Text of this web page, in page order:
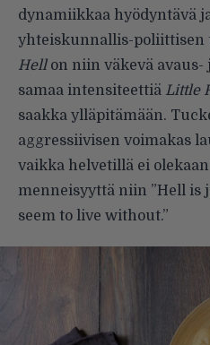
dynamiikkaa hyödyntävä
yhteiskunnallis-
Hellon niin väkevä avaus-
samaa intensiteettiä Little
saakka ylläpitämään.
aggressiivisen voimakas
vaikka helvetillä ei
menneisyyttä niin ”Hell is
seem to live without.”